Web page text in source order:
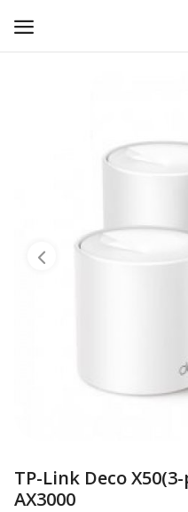
ДЛЯ БИЗНЕСА
TP-Link Deco
AX3000